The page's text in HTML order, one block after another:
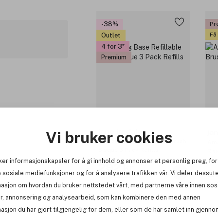
Vi bruker cookies
informasjonskapsler for å gi innhold og annonser et personlig preg, for
sosiale mediefunksjoner og for å analysere trafikken vår. Vi deler
om hvordan du bruker nettstedet vårt, med partnerne våre innen
annonsering og analysearbeid, som kan kombinere den med annen
du har gjort tilgjengelig for dem, eller som de har samlet inn
-38%
Outlet
4 for 3
Premium
Amazing Base Refillable Brush
Før: 471 kr
Premium